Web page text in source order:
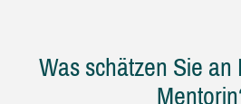
Was schätzen Sie an